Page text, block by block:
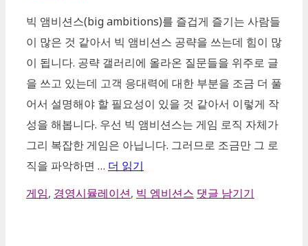
빅 앰비션스(big ambitions)를 즐겁게 즐기는 사람들
이 많은 것 같아서 빅 앰비션스 공략을 쓰는데 힘이 많
이 됩니다. 공략 갤러리에 올라온 질문들을 위주로 글
을 쓰고 있는데 고객 응대력에 대한 부분을 조금 더 풀
어서 설명해야 할 필요성이 있을 것 같아서 이렇게 작
성을 해봅니다. 우선 빅 앰비션스는 게임 로직 자체가
그리 복잡한 게임은 아닙니다. 그러므로 조금만 그 로
직을 파악하면 … 더 읽기
카
게임, 경영시뮬레이션, 빅 엠비션스 댓글 남기기